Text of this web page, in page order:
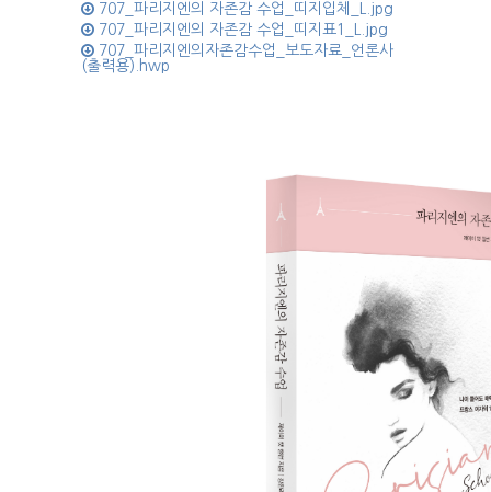
707_파리지엔의 자존감 수업_띠지입체_L.jpg
707_파리지엔의 자존감 수업_띠지표1_L.jpg
707_파리지엔의자존감수업_보도자료_언론사
(출력용).hwp